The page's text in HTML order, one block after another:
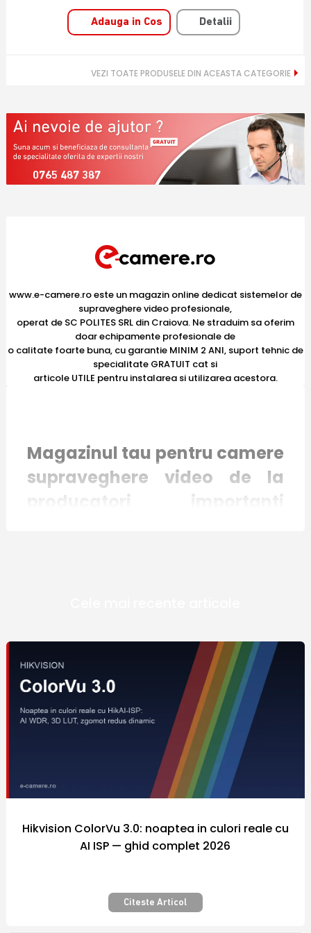
Adauga in Cos Detalii
VEZI TOATE PRODUSELE DIN ACEASTA CATEGORIE
0765 487 387
www.e-camere.ro este un magazin online dedicat sistemelor de
supraveghere video profesionale,
operat de SC POLITES SRL din Craiova. Ne straduim sa oferim
doar echipamente profesionale de
o calitate foarte buna, cu garantie MINIM 2 ANI, suport tehnic de
specialitate GRATUIT cat si
articole UTILE pentru instalarea si utilizarea acestora.
Magazinul tau pentru camere
supraveghere video de la
producatori importanti
producatori renumiti in industria
internationala a sistemelor de securitate, iar
preturile diferitelor modele de echipamente
si camere video supraveghere din portofoliul
firmei Polites Online Srl sunt adaptate la
puterea de cumparare a fiecarui client.
Nicaieri altundeva siguranta nu a costat atat
de putin! Securizarea bunurilor pe care le
detinem este importanta pentru fiecare
dintre noi.
Camera video supraveghere – Pentru
Hikvision ColorVu 3.0: noaptea in culori reale cu
AI ISP — ghid complet 2026
Citeste Articol